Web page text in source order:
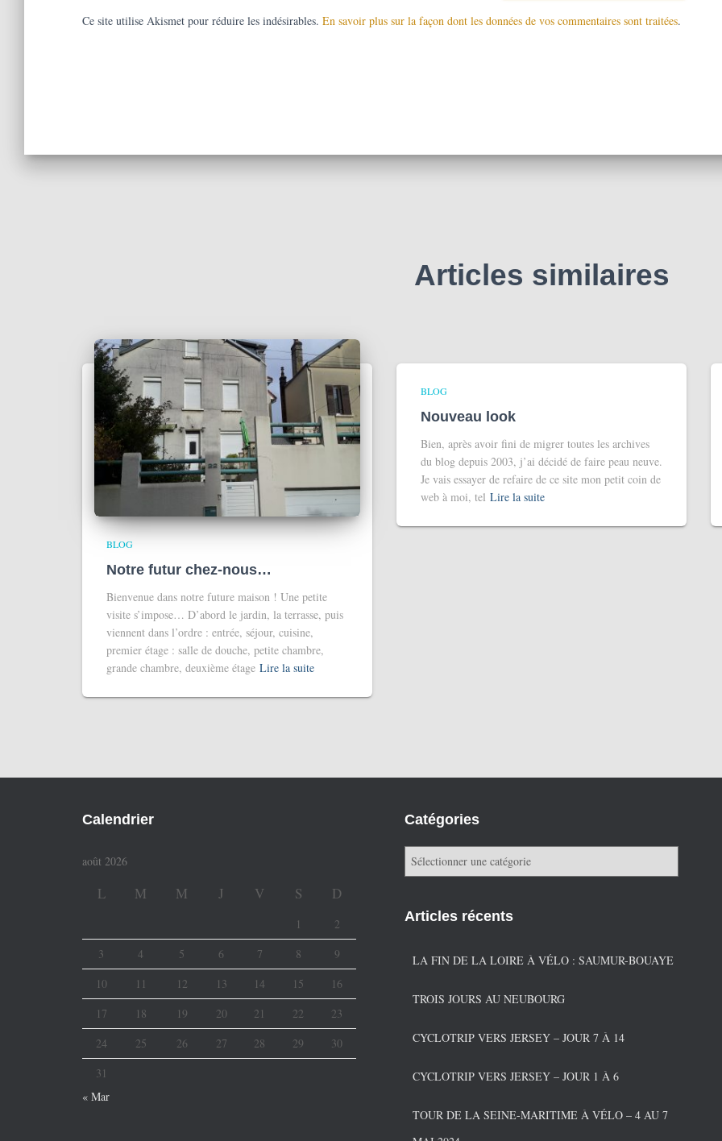
Ce site utilise Akismet pour réduire les indésirables. En savoir plus sur la façon dont les données de vos commentaires sont traitées.
Articles similaires
BLOG
Notre futur chez-nous…
Bienvenue dans notre future maison ! Une petite
visite s’impose… D’abord le jardin, la terrasse, puis
viennent dans l’ordre : entrée, séjour, cuisine,
premier étage : salle de douche, petite chambre,
grande chambre, deuxième étage Lire la suite
BLOG
Nouveau look
Bien, après avoir fini de migrer toutes les archives
du blog depuis 2003, j’ai décidé de faire peau neuve.
Je vais essayer de refaire de ce site mon petit coin de
web à moi, tel Lire la suite
Calendrier
août 2026
L M M J V S D
1
2
3
4 5 6 7 8
9
10
11 12 13 14 15
16
17
18 19 20 21 22
23
24
25 26 27 28 29
30
31
« Mar
Catégories
a
é
gArticles récents
LA FIN DE LA LOIRE À VÉLO : SAUMUR-BOUAYE
TROIS JOURS AU NEUBOURG
CYCLOTRIP VERS JERSEY – JOUR 7 À 14
CYCLOTRIP VERS JERSEY – JOUR 1 À 6
TOUR DE LA SEINE-MARITIME À VÉLO – 4 AU 7